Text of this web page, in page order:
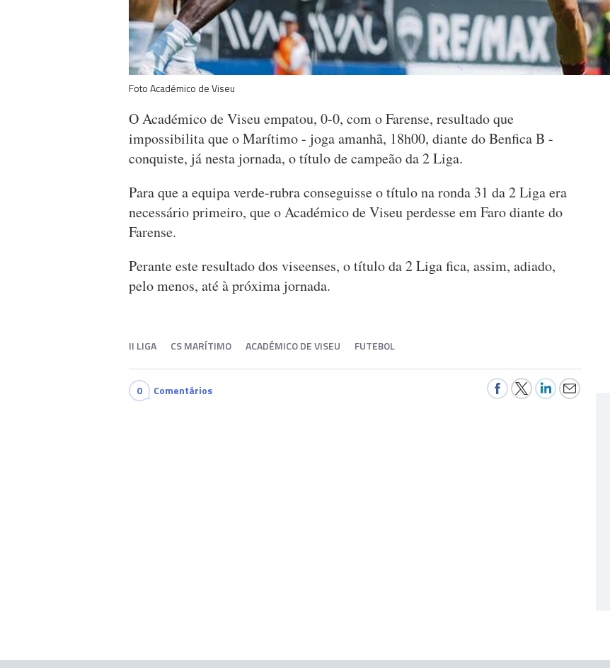
Foto Académico de Viseu
O Académico de Viseu empatou, 0-0, com o Farense, resultado que
impossibilita que o Marítimo - joga amanhã, 18h00, diante do Benfica B -
conquiste, já nesta jornada, o título de campeão da 2 Liga.
Para que a equipa verde-rubra conseguisse o título na ronda 31 da 2 Liga era
necessário primeiro, que o Académico de Viseu perdesse em Faro diante do
Farense.
Perante este resultado dos viseenses, o título da 2 Liga fica, assim, adiado,
pelo menos, até à próxima jornada.
II LIGA CS MARÍTIMO ACADÉMICO DE VISEU FUTEBOL
0 Comentários